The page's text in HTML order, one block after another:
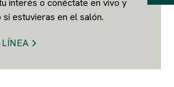
interés o conéctate en vivo y
estuvieras en el salón.